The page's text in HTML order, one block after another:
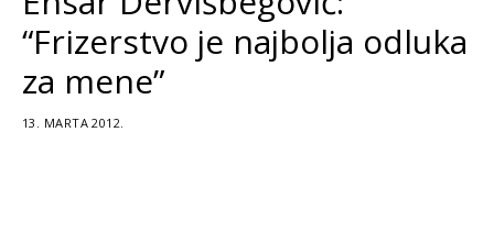
“Frizerstvo je najbolja odluka
za mene”
13. MARTA 2012.